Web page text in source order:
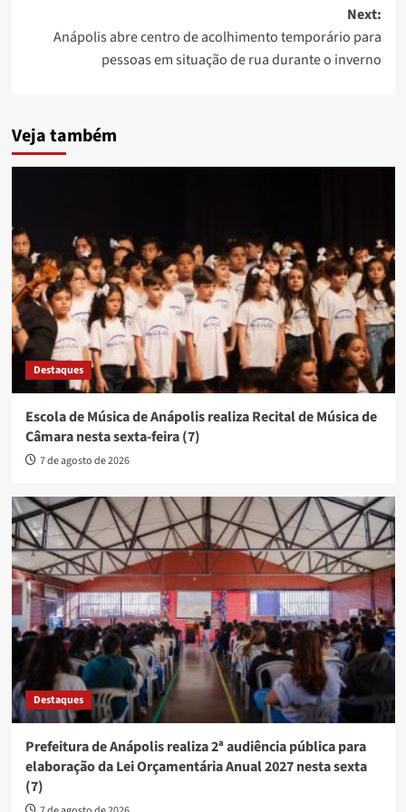
Next:
Anápolis abre centro de acolhimento temporário para
pessoas em situação de rua durante o inverno
Veja também
Destaques
Escola de Música de Anápolis realiza Recital de Música de
Câmara nesta sexta-feira (7)
7 de agosto de 2026
Destaques
Prefeitura de Anápolis realiza 2ª audiência pública para
elaboração da Lei Orçamentária Anual 2027 nesta sexta
(7)